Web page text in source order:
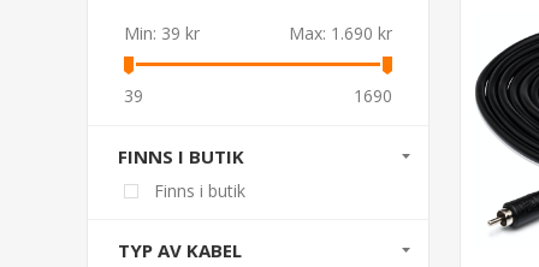
Min: 39 kr Max: 1.690 kr
39 1690
FINNS I BUTIK
Finns i butik
TYP AV KABEL